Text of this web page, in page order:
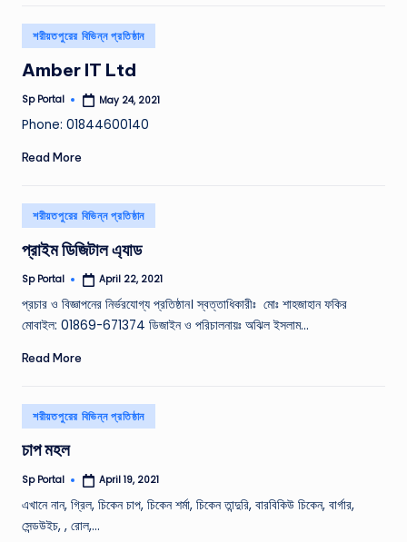
Posted
in
শরীয়তপুরের বিভিন্ন প্রতিষ্ঠান
Amber IT Ltd
Posted
Sp Portal May 24, 2021
Phone: 01844600140
Read More
Posted
in
শরীয়তপুরের বিভিন্ন প্রতিষ্ঠান
প্রাইম ডিজিটাল এ্যাড
Posted
Sp Portal April 22, 2021
প্রচার ও বিজ্ঞাপনের নির্ভরযোগ্য প্রতিষ্ঠান। স্বত্তাধিকারীঃ মোঃ শাহজাহান ফকির
মোবাইল: 01869-671374 ডিজাইন ও পরিচালনায়ঃ অঝিল ইসলাম…
Read More
Posted
in
শরীয়তপুরের বিভিন্ন প্রতিষ্ঠান
চাপ মহল
Posted
Sp Portal April 19, 2021
এখানে নান, গ্রিল, চিকেন চাপ, চিকেন শর্মা, চিকেন তান্দুরি, বারবিকিউ চিকেন, বার্গার,
সেন্ডউইচ, , রােল,…